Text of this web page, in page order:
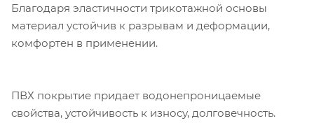
Благодаря эластичности трикотажной основы
материал устойчив к разрывам и деформации,
комфортен в применении.
ПВХ покрытие придает водонепроницаемые
свойства, устойчивость к износу, долговечность.
взаимодействие с ним. Подробнее - в
Политике. Подтвердите ваше согласие,
нажав кнопку "Принять".